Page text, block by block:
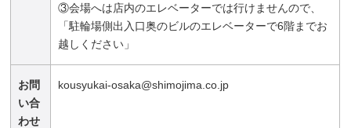
③会場へは店内のエレベーターでは行けませんので、
「駐輪場側出入口奥のビルのエレベーターで6階までお
越しください」
お問
い合
わせ
kousyukai-osaka@shimojima.co.jp